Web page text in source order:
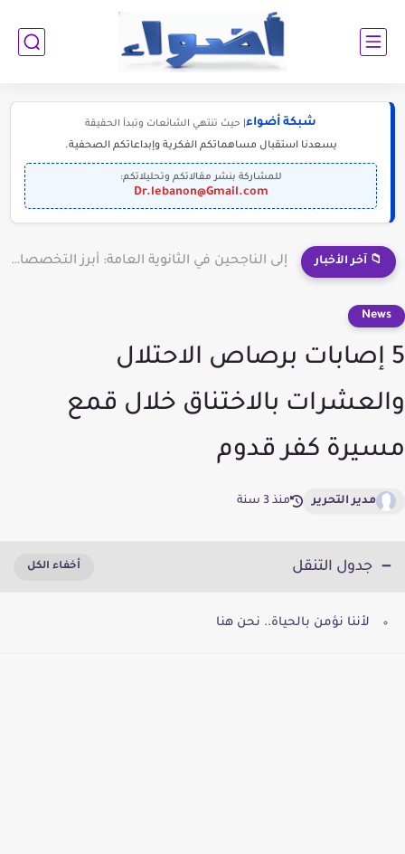
شبكة أضواء | حيث تنتهي الشائعات وتبدأ الحقيقة
يسعدنا استقبال مساهماتكم الفكرية وإبداعاتكم الصحفية.
للمشاركة بنشر مقالاتكم وتحليلاتكم:
Dr.lebanon@Gmail.com
📁 آخر الأخبار إلى الناجحين في الثانوية العامة: أبرز التخصصات المطلوبة للمستقبل (2030-2050)
News
5 إصابات برصاص الاحتلال
والعشرات بالاختناق خلال قمع
مسيرة كفر قدوم
مدير التحرير منذ 3 سنة
جدول التنقل
لأننا نؤمن بالحياة.. نحن هنا